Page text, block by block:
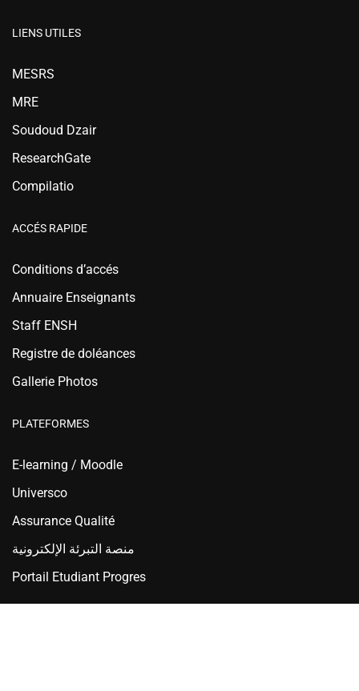
LIENS UTILES
MESRS
MRE
Soudoud Dzair
ResearchGate
Compilatio
ACCÉS RAPIDE
Conditions d’accés
Annuaire Enseignants
Staff ENSH
Registre de doléances
Gallerie Photos
PLATEFORMES
E-learning / Moodle
Universco
Assurance Qualité
منصة التبرئة الإلكترونية
Portail Etudiant Progres